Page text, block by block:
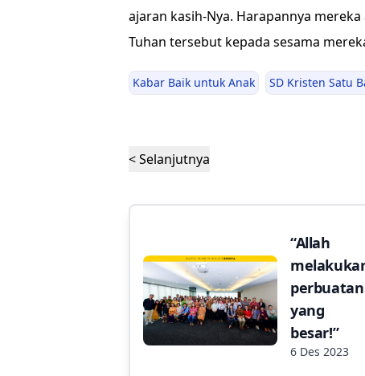
ajaran kasih-Nya. Harapannya
Tuhan tersebut kepada sesama
Kabar Baik untuk Anak SD Kristen Satu
< Selanjutnya
“Allah
perbuatan
yang
besar!”
6 Des 2023